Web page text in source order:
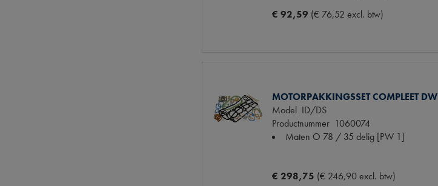
€ 92,59 (€ 76,52 excl. btw)
MOTORPAKKINGSSET COMPLEET DW
Model ID/DS
Productnummer 1060074
Maten O 78 / 35 delig [PW 1]
€ 298,75 (€ 246,90 excl. btw)